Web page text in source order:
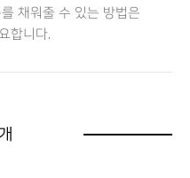
채워줄 수 있는 방법은
합니다.